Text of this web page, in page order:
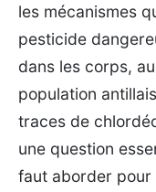
les mécanismes
pesticide
dans les corps,
population
traces de
une question
faut aborder pour